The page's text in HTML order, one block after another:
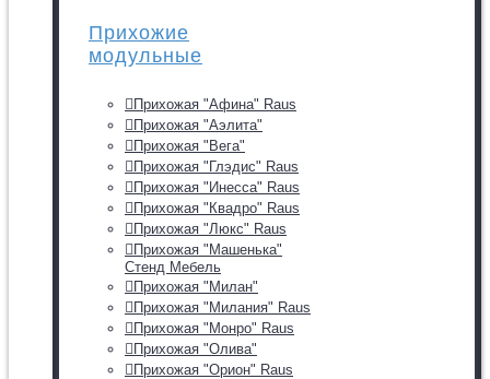
Прихожие
модульные
Прихожая "Афина" Raus
Прихожая "Аэлита"
Прихожая "Вега"
Прихожая "Глэдис" Raus
Прихожая "Инесса" Raus
Прихожая "Квадро" Raus
Прихожая "Люкс" Raus
Прихожая "Машенька"
Стенд Мебель
Прихожая "Милан"
Прихожая "Милания" Raus
Прихожая "Монро" Raus
Прихожая "Олива"
Прихожая "Орион" Raus